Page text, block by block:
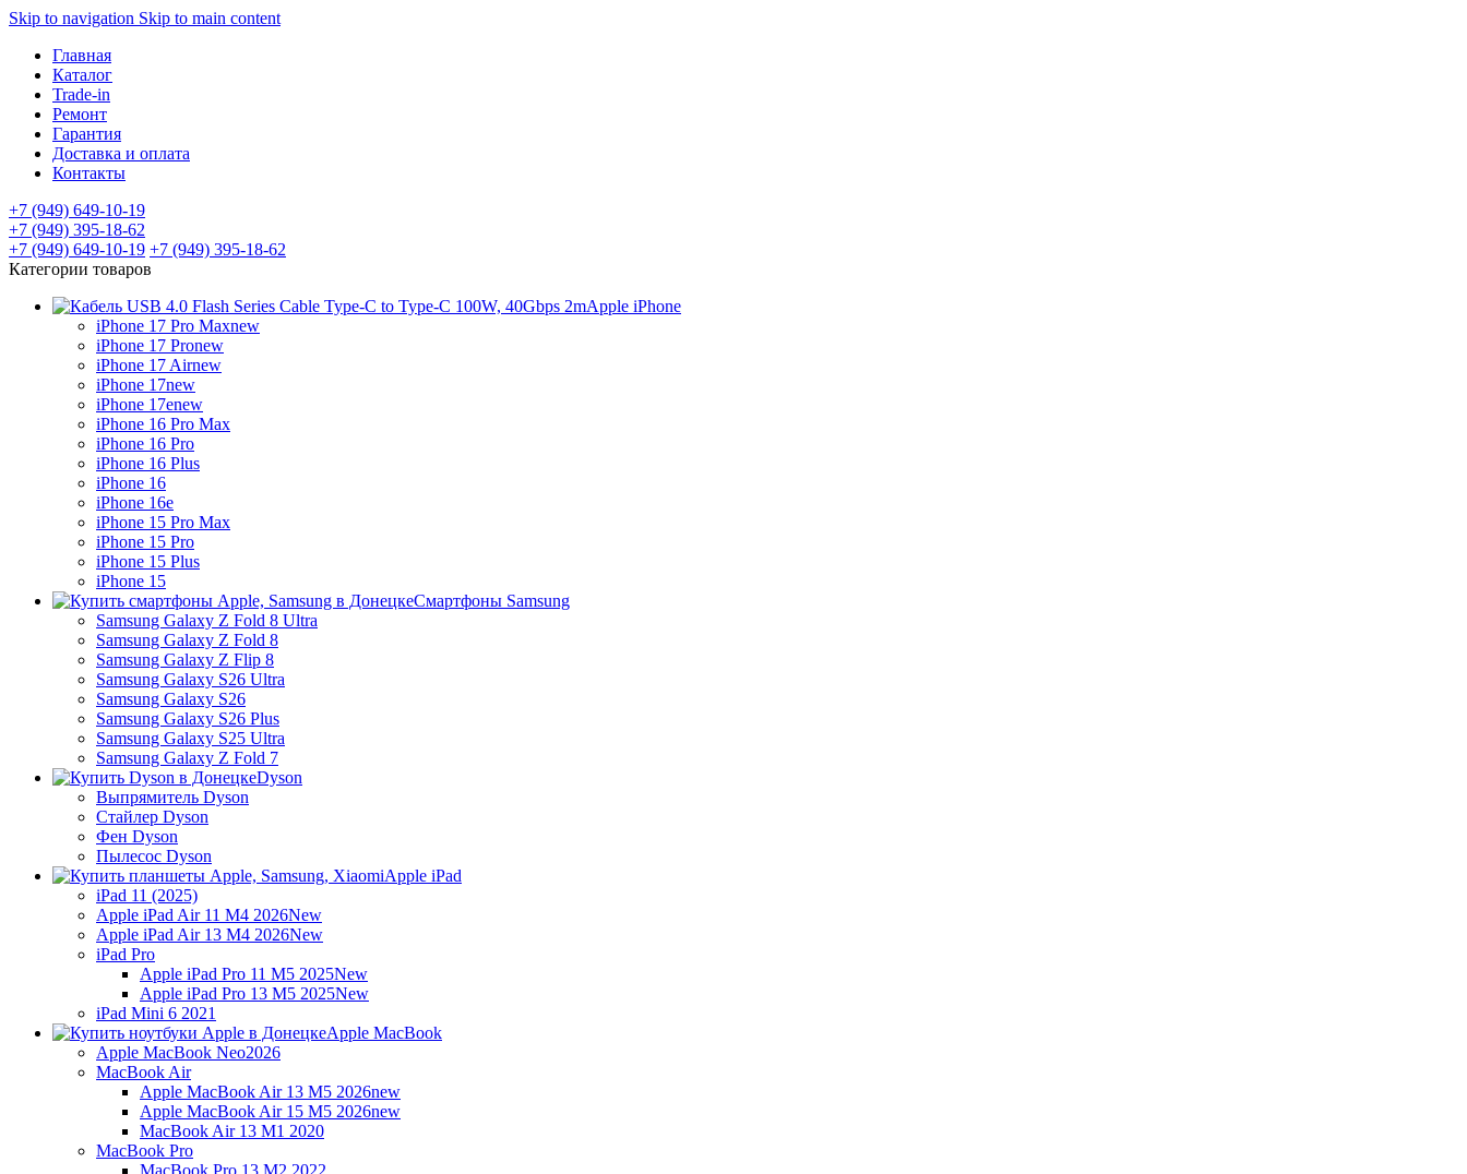
Skip to navigation Skip to main content
Главная
Каталог
Trade-in
Ремонт
Гарантия
Доставка и оплата
Контакты
+7 (949) 649-10-19
+7 (949) 395-18-62
+7 (949) 649-10-19 +7 (949) 395-18-62
Категории товаров
Apple iPhone
iPhone 17 Pro Maxnew
iPhone 17 Pronew
iPhone 17 Airnew
iPhone 17new
iPhone 17enew
iPhone 16 Pro Max
iPhone 16 Pro
iPhone 16 Plus
iPhone 16
iPhone 16e
iPhone 15 Pro Max
iPhone 15 Pro
iPhone 15 Plus
iPhone 15
Смартфоны Samsung
Samsung Galaxy Z Fold 8 Ultra
Samsung Galaxy Z Fold 8
Samsung Galaxy Z Flip 8
Samsung Galaxy S26 Ultra
Samsung Galaxy S26
Samsung Galaxy S26 Plus
Samsung Galaxy S25 Ultra
Samsung Galaxy Z Fold 7
Dyson
Выпрямитель Dyson
Стайлер Dyson
Фен Dyson
Пылесос Dyson
Apple iPad
iPad 11 (2025)
Apple iPad Air 11 M4 2026New
Apple iPad Air 13 M4 2026New
iPad Pro
Apple iPad Pro 11 M5 2025New
Apple iPad Pro 13 M5 2025New
iPad Mini 6 2021
Apple MacBook
Apple MacBook Neo2026
MacBook Air
Apple MacBook Air 13 M5 2026new
Apple MacBook Air 15 M5 2026new
MacBook Air 13 M1 2020
MacBook Pro
MacBook Pro 13 M2 2022